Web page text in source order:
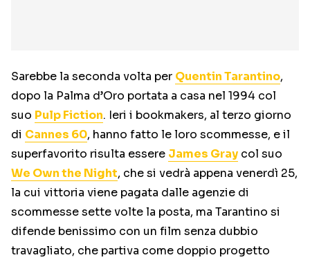
Sarebbe la seconda volta per Quentin Tarantino,
dopo la Palma d’Oro portata a casa nel 1994 col
suo Pulp Fiction. Ieri i bookmakers, al terzo giorno
di Cannes 60, hanno fatto le loro scommesse, e il
superfavorito risulta essere James Gray col suo
We Own the Night, che si vedrà appena venerdì 25,
la cui vittoria viene pagata dalle agenzie di
scommesse sette volte la posta, ma Tarantino si
difende benissimo con un film senza dubbio
travagliato, che partiva come doppio progetto